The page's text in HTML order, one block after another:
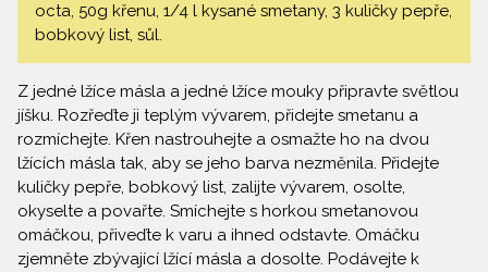
octa, 50g křenu, 1/4 l kysané smetany, 3 kuličky pepře,
bobkový list, sůl.
Z jedné lžíce másla a jedné lžíce mouky připravte světlou
jíšku. Rozřeďte ji teplým vývarem, přidejte smetanu a
rozmíchejte. Křen nastrouhejte a osmažte ho na dvou
lžících másla tak, aby se jeho barva nezměnila. Přidejte
kuličky pepře, bobkový list, zalijte vývarem, osolte,
okyselte a povařte. Smíchejte s horkou smetanovou
omáčkou, přiveďte k varu a ihned odstavte. Omáčku
zjemněte zbývající lžící másla a dosolte. Podávejte k